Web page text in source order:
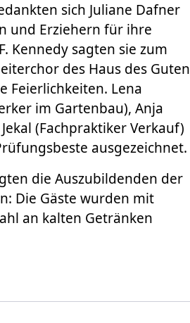
sich Juliane Dafner
und Erziehern für ihre
Kennedy sagten sie zum
des Haus des Guten
Feierlichkeiten. Lena
im Gartenbau), Anja
(Fachpraktiker Verkauf)
ausgezeichnet.
die Auszubildenden der
Die Gäste wurden mit
an kalten Getränken